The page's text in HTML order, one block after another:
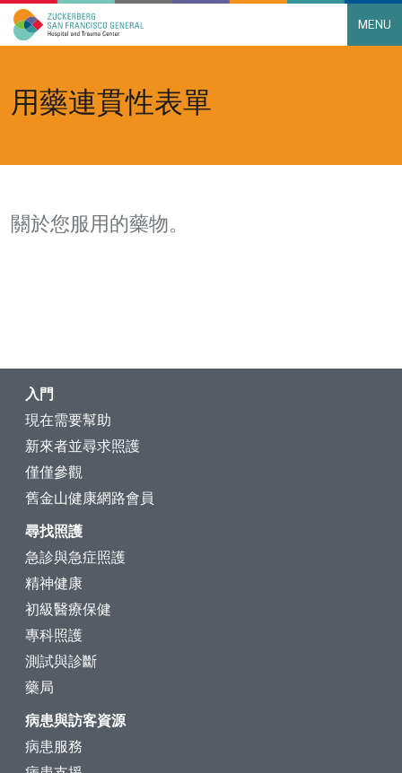
Main Navigation MENU
用藥連貫性表單
關於您服用的藥物。
入門
現在需要幫助
新來者並尋求照護
僅僅參觀
舊金山健康網路會員
尋找照護
急診與急症照護
精神健康
初級醫療保健
專科照護
測試與診斷
藥局
病患與訪客資源
病患服務